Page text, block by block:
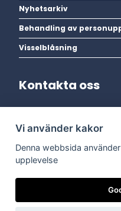
Nyhetsarkiv
Behandling av
Visselblåsning
Kontakta oss
Adress:
Dala Energi AB
Postadress:Box 254,
Kundservice: 0247-738
Epost:info@dalaenergi.se
Chatten är stängd
Vi använder kakor
Denna webbsida
upplevelse